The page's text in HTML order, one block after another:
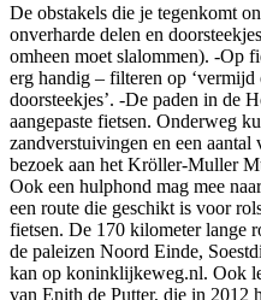
De obstakels die je tegenkomt
onverharde delen en
omheen moet slalommen). -Op
erg handig – filteren op ‘vermijd
doorsteekjes’. -De paden in de
aangepaste fietsen. Onderweg
zandverstuivingen en een aantal
bezoek aan het Kröller-Muller
Ook een hulphond mag mee
een route die geschikt is voor
fietsen. De 170 kilometer lange
de paleizen Noord Einde,
kan op koninklijkeweg.nl. Ook
van Enith de Putter, die in 2012